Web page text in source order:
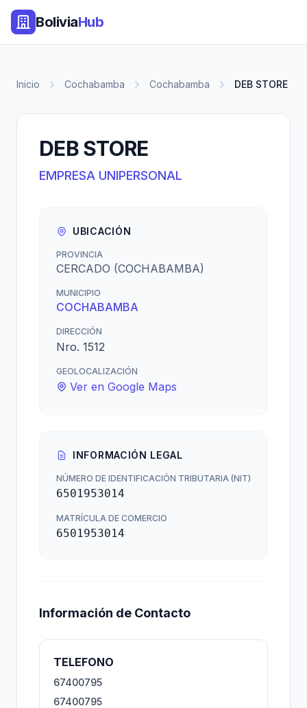
BoliviaHub
Inicio Cochabamba Cochabamba DEB STORE
DEB STORE
EMPRESA UNIPERSONAL
UBICACIÓN
PROVINCIA
CERCADO (COCHABAMBA)
MUNICIPIO
COCHABAMBA
DIRECCIÓN
Nro. 1512
GEOLOCALIZACIÓN
Ver en Google Maps
INFORMACIÓN LEGAL
NÚMERO DE IDENTIFICACIÓN TRIBUTARIA (NIT)
6501953014
MATRÍCULA DE COMERCIO
6501953014
Información de Contacto
TELEFONO
67400795
67400795